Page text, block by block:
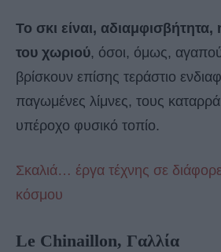
Το σκι είναι, αδιαμφισβήτητα,
του χωριού, όσοι, όμως,
βρίσκουν επίσης τεράστιο
παγωμένες λίμνες, τους
υπέροχο φυσικό τοπίο.
Σκαλιά… έργα τέχνης σε
κόσμου
Le Chinaillon, Γαλλία